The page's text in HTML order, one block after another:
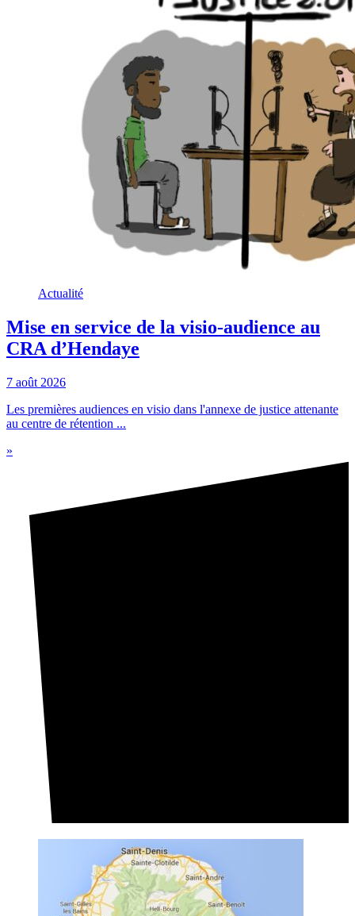
Actualité
Mise en service de la visio-audience au
CRA d’Hendaye
7 août 2026
Les premières audiences en visio dans l'annexe de justice attenante
au centre de rétention ...
»